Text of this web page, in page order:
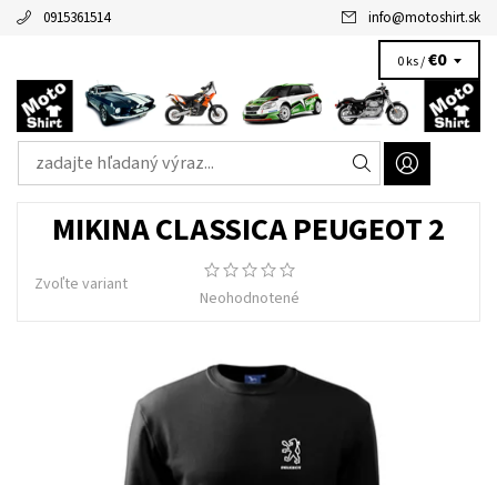
0915361514 info@motoshirt.sk
0 ks /€0
MIKINA CLASSICA PEUGEOT 2
Zvoľte variant
Neohodnotené